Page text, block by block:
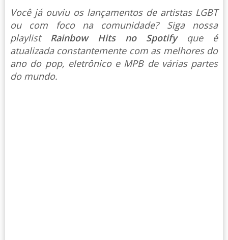
Você já ouviu os lançamentos de artistas LGBT
ou com foco na comunidade? Siga nossa
playlist Rainbow Hits no Spotify que é
atualizada constantemente com as melhores do
ano do pop, eletrônico e MPB de várias partes
do mundo.